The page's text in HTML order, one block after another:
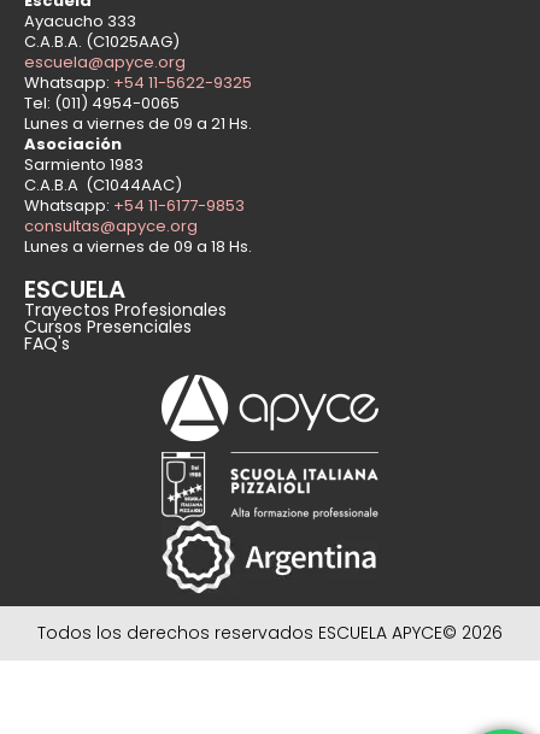
Ayacucho 333
C.A.B.A. (C1025AAG)
escuela@apyce.org
Whatsapp: +54 11-5622-9325
Tel: (011) 4954-0065
Lunes a viernes de 09 a 21 Hs.
Asociación
Sarmiento 1983
C.A.B.A (C1044AAC)
Whatsapp: +54 11-6177-9853
consultas@apyce.org
Lunes a viernes de 09 a 18 Hs.
ESCUELA
Trayectos Profesionales
Cursos Presenciales
FAQ's
Todos los derechos reservados ESCUELA APYCE© 2026